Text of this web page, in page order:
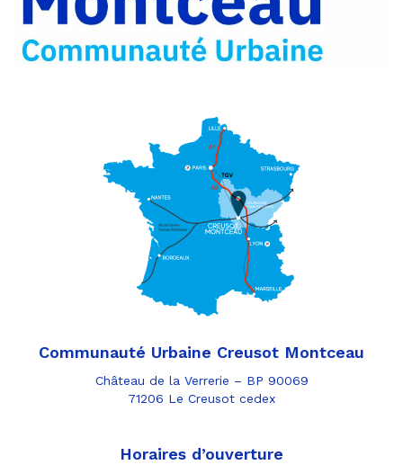
e-
mail
Communauté Urbaine Creusot Montceau
Château de la Verrerie – BP 90069
71206 Le Creusot cedex
Horaires d’ouverture